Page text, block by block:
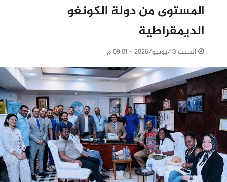
المستوى من دولة الكونغو
الديمقراطية
السبت 13/يونيو/2026 - 09:01 م